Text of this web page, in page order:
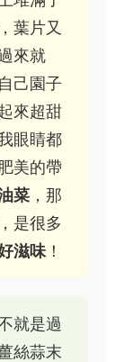
葉片又
來就
己園子
來超甜
眼睛都
美的帶
菜 ，那
是很多
滋味 ！
就是過
絲蒜末